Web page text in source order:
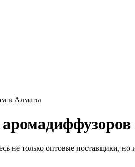
в Алматы
только оптовые поставщики, но